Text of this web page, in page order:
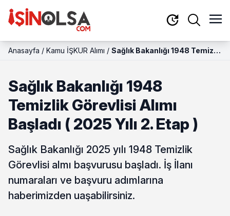
Anasayfa / Kamu İŞKUR Alımı / Sağlık Bakanlığı 1948 Temizlik
Sağlık Bakanlığı 1948
Temizlik Görevlisi Alımı
Başladı ( 2025 Yılı 2. Etap )
Sağlık Bakanlığı 2025 yılı 1948 Temizlik
Görevlisi almı başvurusu başladı. İş İlanı
numaraları ve başvuru adımlarına
haberimizden uaşabilirsiniz.